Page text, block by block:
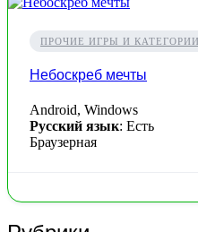
ПРОЧИЕ ИГРЫ И КАТЕГОРИИ
Небоскреб мечты
Android, Windows
Русский язык: Есть
Браузерная